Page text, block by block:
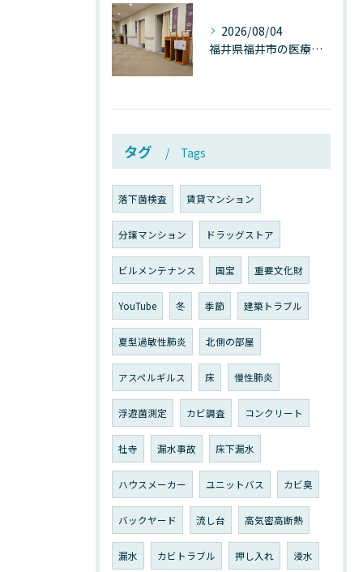
2026/08/04
福井県福井市の医療施設で広がる“見えないカビ汚染”──なぜ除カビが必須なのか、その本質を徹底解説
タグ Tags
落下菌検査 賃貸マンション
分譲マンション ドラッグストア
ビルメンテナンス 国宝 重要文化財
YouTube 冬 季節 建築トラブル
夏型過敏性肺炎 北側の部屋
アスペルギルス 床 慢性肺炎
浮遊菌測定 カビ調査 コンクリート
社寺 漏水事故 床下漏水
ハウスメーカー ユニットバス カビ臭
バックヤード 流し台 高気密高断熱
漏水 カビトラブル 押し入れ 浸水